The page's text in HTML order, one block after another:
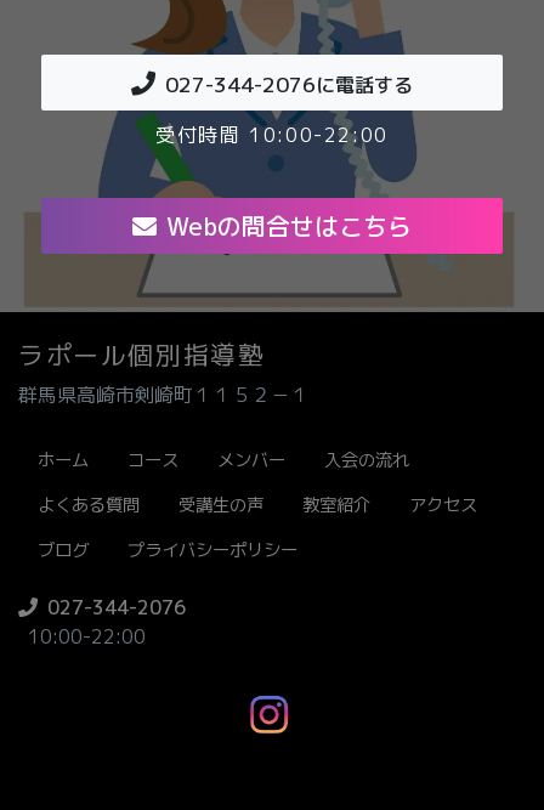
027-344-2076に電話する
受付時間 10:00-22:00
Webの問合せはこちら
ラポール個別指導塾
群馬県高崎市剣崎町１１５２－１
ホーム コース メンバー
入会の流れ
よくある質問
受講生の声 教室紹介
アクセス
ブログ
プライバシーポリシー
027-344-2076
10:00-22:00